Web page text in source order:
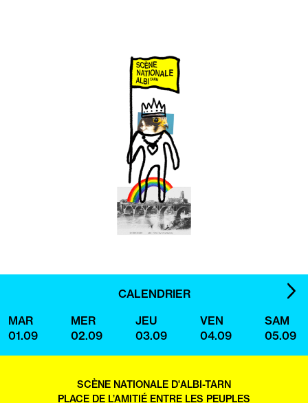
CALENDRIER
MAR
01.09
MER
02.09
JEU
03.09
VEN
04.09
SAM
05.09
SCÈNE NATIONALE D'ALBI-TARN
PLACE DE L’AMITIÉ ENTRE LES PEUPLES